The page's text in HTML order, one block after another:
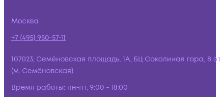
Москва
+7 (495) 950-57-11
107023, Семёновская площадь, 1А, БЦ Соколиная гора, 8
(м. Семёновская)
Время работы: пн-пт, 9:00 - 18:00